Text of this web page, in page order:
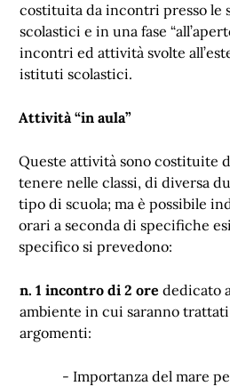
costituita da incontri presso le
scolastici e in una fase
incontri ed attività svolte
istituti scolastici.
Attività “in aula”
Queste attività sono costituite
tenere nelle classi, di diversa
tipo di scuola; ma è possibile
orari a seconda di specifiche
specifico si prevedono:
n. 1 incontro di 2 ore dedicato
ambiente in cui saranno
argomenti:
- Importanza del mare